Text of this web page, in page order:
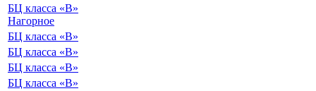
БЦ класса «B»
Нагорное
БЦ класса «B»
БЦ класса «B»
БЦ класса «B»
БЦ класса «B»